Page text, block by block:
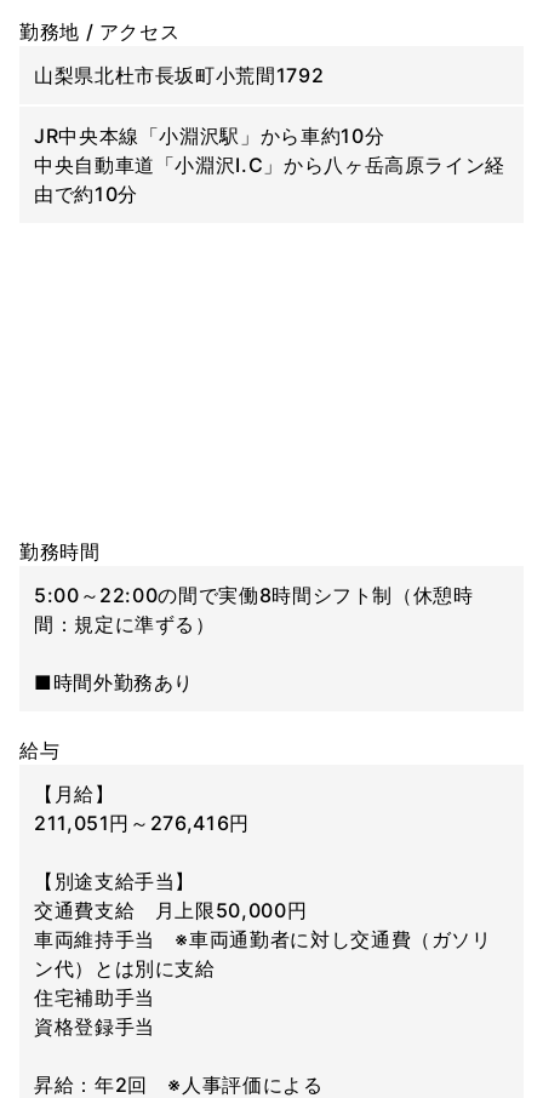
勤務地 / アクセス
山梨県北杜市長坂町小荒間1792
JR中央本線「小淵沢駅」から車約10分
中央自動車道「小淵沢I.C」から八ヶ岳高原ライン経
由で約10分
勤務時間
5:00～22:00の間で実働8時間シフト制（休憩時
間：規定に準ずる）
■時間外勤務あり
給与
【月給】
211,051円～276,416円
【別途支給手当】
交通費支給 月上限50,000円
車両維持手当 ※車両通勤者に対し交通費（ガソリ
ン代）とは別に支給
住宅補助手当
資格登録手当
昇給：年2回 ※人事評価による